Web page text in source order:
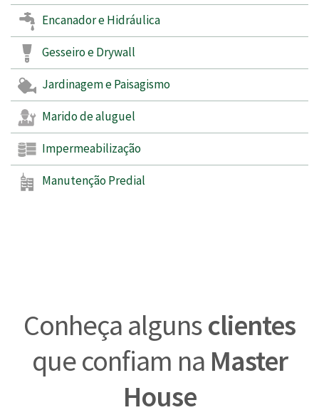
Encanador e Hidráulica
Gesseiro e Drywall
Jardinagem e Paisagismo
Marido de aluguel
Impermeabilização
Manutenção Predial
Conheça algunsclientes
que confiam na Master
House